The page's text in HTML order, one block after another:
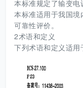
本标准规定了输变电
本标准适用于我国
可靠性评价。
2术语和定义
下列术语和定义适用